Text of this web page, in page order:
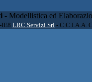
- Modellistica ed
IE8 LRC Servizi Srl - C.C.I.A.A.